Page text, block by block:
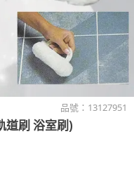
品號： 13127951
道刷 浴室刷)